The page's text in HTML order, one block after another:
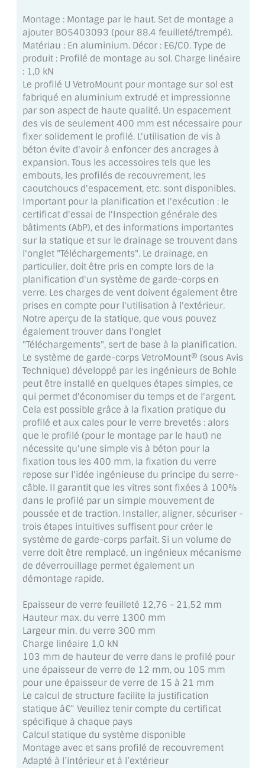
MIROIR POUR SALLE DE SPORT
MIROIR POUR SALLE DE DANSE
MIROIR ENCADRÉ
MIROIR TV
VERRE SUR MESURE
VERRE EXTRACLAIR
VERRE TREMPÉ (SÉCURIT)
PAROI DE DOUCHE
VERRE FEUILLETÉ
VERRE ANTI-REFLET
VERRE LAQUÉ/CRÉDENCE
VERRE FEUILLETÉ/TREMPÉ
DALLE DE SOL EN VERRE
PORTE EN VERRE
GARDE CORPS EN VERRE
VERRIÈRE TYPE ATELIER
VERRES TEXTURÉS
PLEXIGLAS PMMA
DOUBLE VITRAGE
ACCESSOIRES & QUINCAILLERIE
CATALOGUE DE PROFILS ET FIXATION DU
VERRE
LES PROFILS PAROI DE VERRE
VITRINE EN VERRE
CONNECTEURS ET ASSEMBLAGE DE VERRES
PLATS ET CORNIÈRES
LES CHARNIÈRES DE PORTE EN VERRE
BOUTONS ET POIGNÉES
Montage : Montage par le haut. Set de montage a
ajouter BO5403093 (pour 88.4 feuilleté/trempé).
Matériau : En aluminium. Décor : E6/C0. Type de
produit : Profilé de montage au sol. Charge linéaire
: 1,0 kN
Le profilé U VetroMount pour montage sur sol est
fabriqué en aluminium extrudé et impressionne
par son aspect de haute qualité. Un espacement
des vis de seulement 400 mm est nécessaire pour
fixer solidement le profilé. L'utilisation de vis à
béton évite d'avoir à enfoncer des ancrages à
expansion. Tous les accessoires tels que les
embouts, les profilés de recouvrement, les
caoutchoucs d'espacement, etc. sont disponibles.
Important pour la planification et l'exécution : le
certificat d'essai de l'Inspection générale des
bâtiments (AbP), et des informations importantes
sur la statique et sur le drainage se trouvent dans
l'onglet "Téléchargements". Le drainage, en
particulier, doit être pris en compte lors de la
planification d'un système de garde-corps en
verre. Les charges de vent doivent également être
prises en compte pour l'utilisation à l'extérieur.
Notre aperçu de la statique, que vous pouvez
également trouver dans l'onglet
"Téléchargements", sert de base à la planification.
Le système de garde-corps VetroMount® (sous Avis
Technique) développé par les ingénieurs de Bohle
peut être installé en quelques étapes simples, ce
qui permet d'économiser du temps et de l'argent.
Cela est possible grâce à la fixation pratique du
profilé et aux cales pour le verre brevetés : alors
que le profilé (pour le montage par le haut) ne
nécessite qu'une simple vis à béton pour la
fixation tous les 400 mm, la fixation du verre
repose sur l'idée ingénieuse du principe du serre-
câble. Il garantit que les vitres sont fixées à 100%
dans le profilé par un simple mouvement de
poussée et de traction. Installer, aligner, sécuriser -
trois étapes intuitives suffisent pour créer le
système de garde-corps parfait. Si un volume de
verre doit être remplacé, un ingénieux mécanisme
de déverrouillage permet également un
démontage rapide.
Epaisseur de verre feuilleté 12,76 - 21,52 mm
Hauteur max. du verre 1300 mm
Largeur min. du verre 300 mm
Charge linéaire 1,0 kN
103 mm de hauteur de verre dans le profilé pour
une épaisseur de verre de 12 mm, ou 105 mm
pour une épaisseur de verre de 15 à 21 mm
Le calcul de structure facilite la justification
statique â€“ Veuillez tenir compte du certificat
spécifique à chaque pays
Calcul statique du système disponible
Montage avec et sans profilé de recouvrement
Adapté à l’intérieur et à l’extérieur